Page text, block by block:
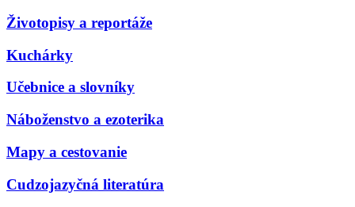
Životopisy a reportáže
Kuchárky
Učebnice a slovníky
Náboženstvo a ezoterika
Mapy a cestovanie
Cudzojazyčná literatúra